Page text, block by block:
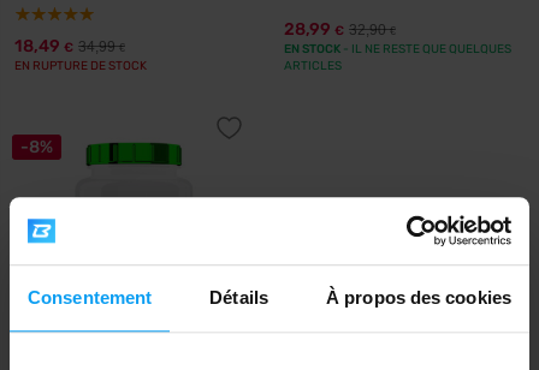
Consentement Détails À propos des cookies
18,49 € 34,99€
EN RUPTURE DE STOCK
28,99 € 32,90€
EN STOCK - IL NE RESTE QUE QUELQUES
ARTICLES
-8%